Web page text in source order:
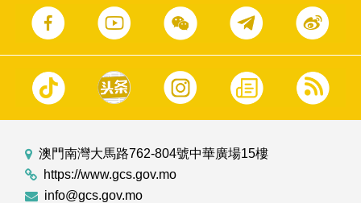
澳門南灣大馬路762-804號中華廣場15樓
https://www.gcs.gov.mo
info@gcs.gov.mo